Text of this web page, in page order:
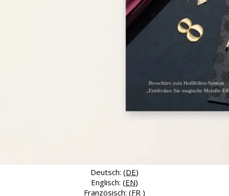
Deutsch: (DE)
Englisch: (EN)
Französisch: (FR )